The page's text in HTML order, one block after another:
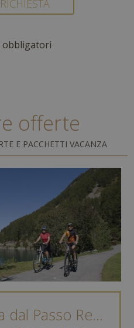
obbligatori
offerte
E PACCHETTI VACANZA
Tour in bicicletta dal Passo Resia a Verona